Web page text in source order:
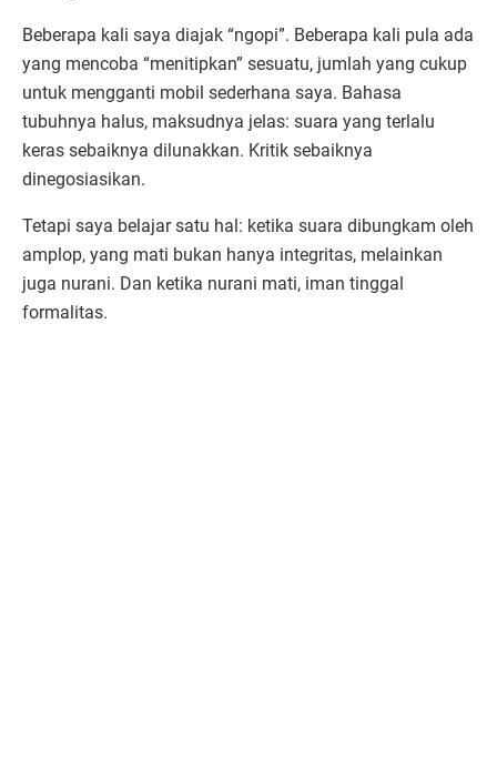
Beberapa kali saya diajak “ngopi”. Beberapa kali pula ada
yang mencoba “menitipkan” sesuatu, jumlah yang cukup
untuk mengganti mobil sederhana saya. Bahasa
tubuhnya halus, maksudnya jelas: suara yang terlalu
keras sebaiknya dilunakkan. Kritik sebaiknya
dinegosiasikan.
Tetapi saya belajar satu hal: ketika suara dibungkam oleh
amplop, yang mati bukan hanya integritas, melainkan
juga nurani. Dan ketika nurani mati, iman tinggal
formalitas.